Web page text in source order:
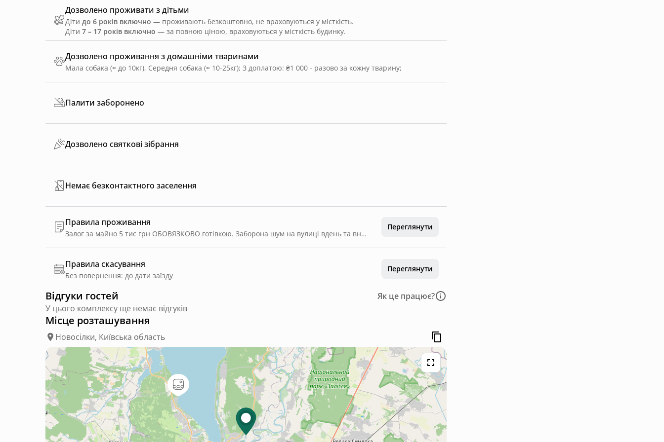
Дозволено проживання з домашніми тваринами
Мала собака (≈ до 10кг), Середня собака (≈ 10-25кг); З доплатою: ₴1 000 - разово за кожну тварину;
Дозволено проживати з дітьми
Діти до 6 років включно — проживають безкоштовно, не враховуються у місткість.
Діти 7 – 17 років включно — за повною ціною, враховуються у місткість будинку.
Палити заборонено
Дозволено святкові зібрання
Немає безконтактного заселення
Правила проживання
Залог за майно 5 тис грн ОБОВЯЗКОВО готівкою. Заборона шум на вулиці вдень та вночі. Тільки спокійний відпочинок.
Переглянути
Правила скасування
Без повернення: до дати заїзду
Переглянути
Відгуки гостей
Як це працює?
У цього комплексу ще немає відгуків
Місце розташування
Новосілки, Київська область